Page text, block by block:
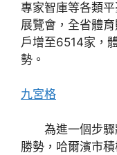
專家智庫等各類
展覽會，全省體
戶增至6514家，
勢。
九宮格
為進一個步
勝勢，哈爾濱市